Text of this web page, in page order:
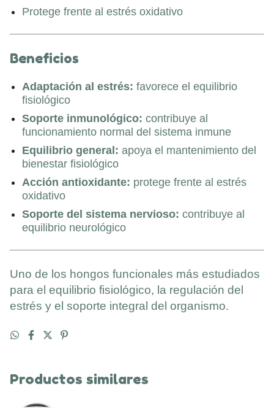
Protege frente al estrés oxidativo
Beneficios
Adaptación al estrés: favorece el equilibrio
fisiológico
Soporte inmunológico: contribuye al
funcionamiento normal del sistema inmune
Equilibrio general: apoya el mantenimiento del
bienestar fisiológico
Acción antioxidante: protege frente al estrés
oxidativo
Soporte del sistema nervioso: contribuye al
equilibrio neurológico
Uno de los hongos funcionales más estudiados
para el equilibrio fisiológico, la regulación del
estrés y el soporte integral del organismo.
Productos similares